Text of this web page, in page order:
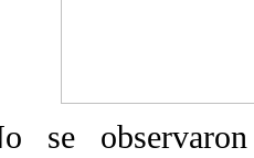
observaron